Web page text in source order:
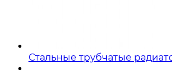
Стальные трубчатые